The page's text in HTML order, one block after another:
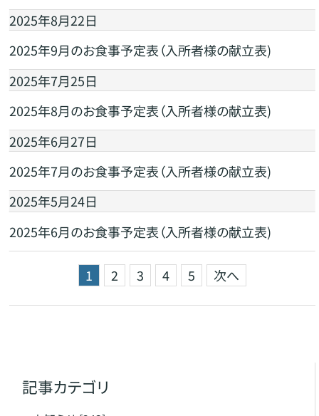
2025年8月22日
2025年9月のお食事予定表（入所者様の献立表)
2025年7月25日
2025年8月のお食事予定表（入所者様の献立表)
2025年6月27日
2025年7月のお食事予定表（入所者様の献立表)
2025年5月24日
2025年6月のお食事予定表（入所者様の献立表)
1 2 3 4 5 次へ
記事カテゴリ